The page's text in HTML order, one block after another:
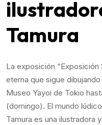
Tamura
La exposición “Exposición
eterna que sigue
Museo Yayoi de Tokio
(domingo). El mundo
Tamura es una ilustradora